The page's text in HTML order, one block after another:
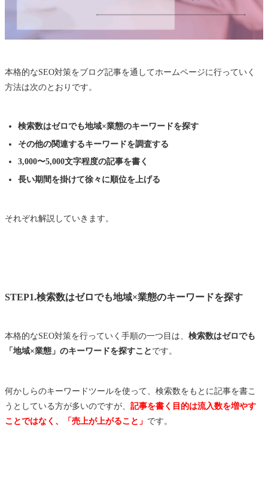
本格的なSEO対策をブログ記事を通してホームページに行っていく
方法は次のとおりです。
検索数はゼロでも地域×業態のキーワードを探す
その他の関連するキーワードを調査する
3,000〜5,000文字程度の記事を書く
長い期間を掛けて徐々に順位を上げる
それぞれ解説していきます。
STEP1.検索数はゼロでも地域×業態のキーワードを探す
本格的なSEO対策を行っていく手順の一つ目は、 検索数はゼロでも
「地域×業態」のキーワードを探すことです。
何かしらのキーワードツールを使って、検索数をもとに記事を書こ
うとしている方が多いのですが、 記事を書く目的は流入数を増やす
ことではなく、「売上が上がること」 です。